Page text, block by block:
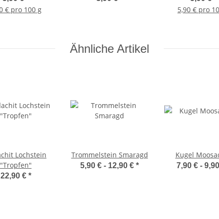
€ pro 100 g 5,90 € pro
Ähnliche Artikel
Lochstein
"Tropfen"
22,90 € *
Trommelstein Smaragd
5,90 € - 12,90 € *
Kugel
7,90 € -